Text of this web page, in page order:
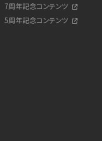
7周年記念コンテンツ
5周年記念コンテンツ